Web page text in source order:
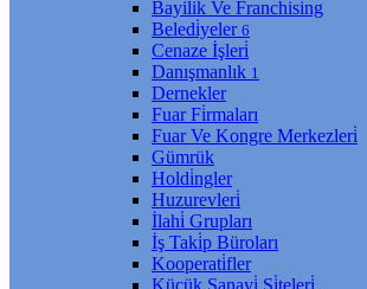
Bayi̇li̇k Ve Franchi̇si̇ng
Beledi̇yeler 6
Cenaze İşleri̇
Danışmanlık 1
Dernekler
Fuar Fi̇rmaları
Fuar Ve Kongre Merkezleri̇
Gümrük
Holdi̇ngler
Huzurevleri̇
İlahi̇ Grupları
İş Taki̇p Büroları
Kooperati̇fler
Küçük Sanayi̇ Si̇teleri̇